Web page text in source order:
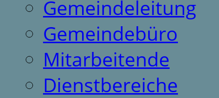
Gemeindeleitung
Gemeindebüro
Mitarbeitende
Dienstbereiche